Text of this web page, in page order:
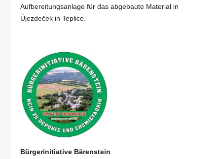
Aufbereitungsanlage für das abgebaute Material in
Újezdeček in Teplice.
Bürgerinitiative Bärenstein